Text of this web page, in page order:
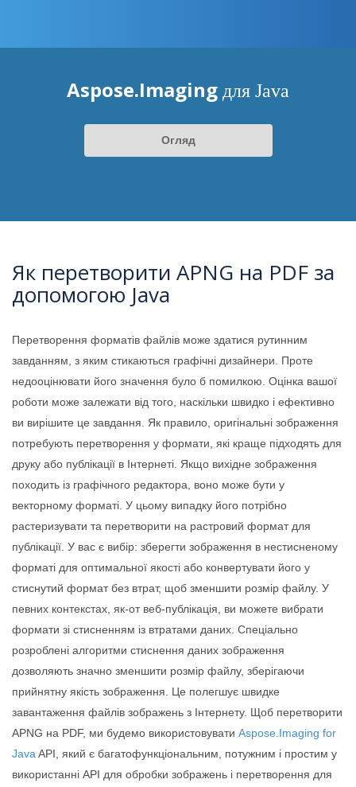
Aspose.Imaging для Java
Огляд
Як перетворити APNG на PDF за
допомогою Java
Перетворення форматів файлів може здатися рутинним
завданням, з яким стикаються графічні дизайнери. Проте
недооцінювати його значення було б помилкою. Оцінка вашої
роботи може залежати від того, наскільки швидко і ефективно
ви вирішите це завдання. Як правило, оригінальні зображення
потребують перетворення у формати, які краще підходять для
друку або публікації в Інтернеті. Якщо вихідне зображення
походить із графічного редактора, воно може бути у
векторному форматі. У цьому випадку його потрібно
растеризувати та перетворити на растровий формат для
публікації. У вас є вибір: зберегти зображення в нестисненому
форматі для оптимальної якості або конвертувати його у
стиснутий формат без втрат, щоб зменшити розмір файлу. У
певних контекстах, як-от веб-публікація, ви можете вибрати
формати зі стисненням із втратами даних. Спеціально
розроблені алгоритми стиснення даних зображення
дозволяють значно зменшити розмір файлу, зберігаючи
прийнятну якість зображення. Це полегшує швидке
завантаження файлів зображень з Інтернету. Щоб перетворити
APNG на PDF, ми будемо використовувати Aspose.Imaging for
Java API, який є багатофункціональним, потужним і простим у
використанні API для обробки зображень і перетворення для